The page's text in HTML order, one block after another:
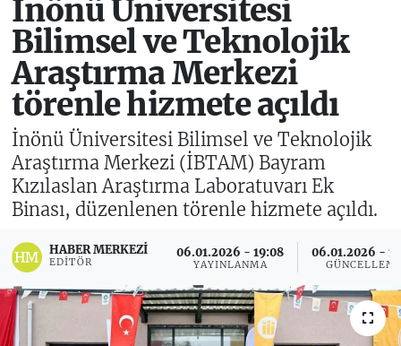
İnönü Üniversitesi
Bilimsel ve Teknolojik
Araştırma Merkezi
törenle hizmete açıldı
İnönü Üniversitesi Bilimsel ve Teknolojik
Araştırma Merkezi (İBTAM) Bayram
Kızılaslan Araştırma Laboratuvarı Ek
Binası, düzenlenen törenle hizmete açıldı.
HABER MERKEZI
EDITÖR
06.01.2026 - 19:08
YAYINLANMA
06.01.2026 -
Süper Lig Puan Durumu ve Fikstür
Tüm Manşetler
Son Dakika Haberleri
Haber Arşivi